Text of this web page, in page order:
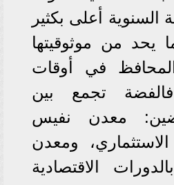
السنوية أعلى بكثير
يحد من موثوقيتها
في أوقات
تجمع بين
معدن نفيس
ومعدن
الاقتصادية